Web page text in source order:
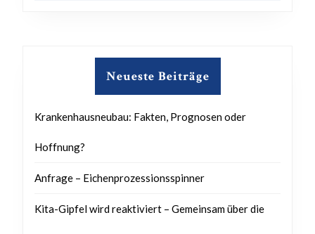
Neueste Beiträge
Krankenhausneubau: Fakten, Prognosen oder
Hoffnung?
Anfrage – Eichenprozessionsspinner
Kita-Gipfel wird reaktiviert – Gemeinsam über die